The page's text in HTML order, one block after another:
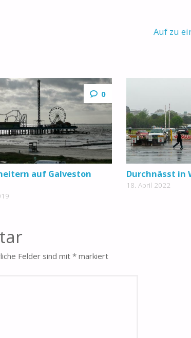
Auf zu
0
auf Galveston
Durchnässt in
18. April 2022
Felder sind mit * markiert